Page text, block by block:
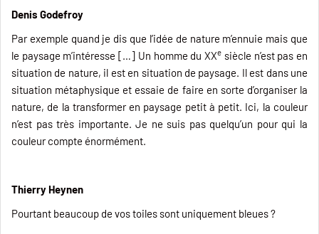
Denis Godefroy
Par exemple quand je dis que l’idée de nature m’ennuie mais que
le paysage m’intéresse […] Un homme du XXe siècle n’est pas en
situation de nature, il est en situation de paysage. Il est dans une
situation métaphysique et essaie de faire en sorte d’organiser la
nature, de la transformer en paysage petit à petit. Ici, la couleur
n’est pas très importante. Je ne suis pas quelqu’un pour qui la
couleur compte énormément.
Thierry Heynen
Pourtant beaucoup de vos toiles sont uniquement bleues ?